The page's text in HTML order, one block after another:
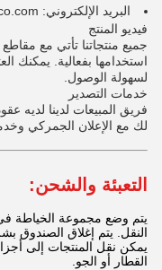
البريد الإلكتروني: hongyu@chinahonco.com
فيديو المنتج
جميع منتجاتنا تأتي مع
استخدامها بفعالية. يمكنك
لسهولة الوصول.
خدمات التصدير
فريق المبيعات لدينا لديه
لك مع الإعلان الجمركي
التعبئة والشحن:
يتم وضع مجموعة الخياطة
النقل. يتم إغلاق الصندوق
يمكن نقل المنتجات إلى
القطار أو الجو.